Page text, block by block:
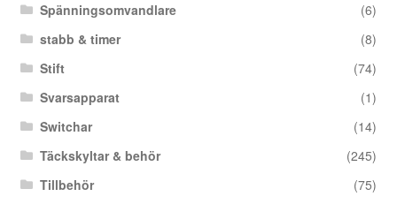
Spänningsomvandlare
(6)
stabb & timer
(8)
Stift
(74)
Svarsapparat
(1)
Switchar
(14)
Täckskyltar & behör
(245)
Tillbehör
(75)